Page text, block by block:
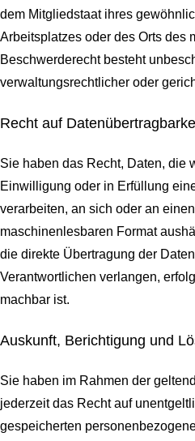
dem Mitgliedstaat ihres
Arbeitsplatzes oder des Orts des
Beschwerderecht besteht
verwaltungsrechtlicher oder
Recht auf
Sie haben das Recht, Daten, die
Einwilligung oder in Erfüllung
verarbeiten, an sich oder an
maschinenlesbaren Format
die direkte Übertragung der
Verantwortlichen verlangen,
machbar ist.
Auskunft, Berichtigung und
Sie haben im Rahmen der
jederzeit das Recht auf
gespeicherten